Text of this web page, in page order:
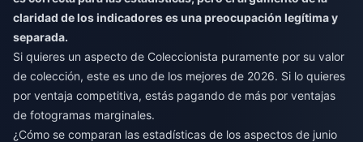
claridad de los indicadores es una preocupación legítima y
separada.
Si quieres un aspecto de Coleccionista puramente por su valor
de colección, este es uno de los mejores de 2026. Si lo quieres
por ventaja competitiva, estás pagando de más por ventajas
de fotogramas marginales.
¿Cómo se comparan las estadísticas de los aspectos de junio